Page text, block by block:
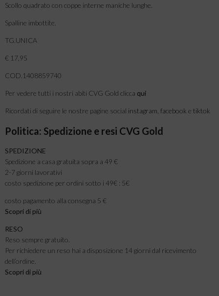
Scollo quadrato con coppe interne maniche lunghe.
Spalline imbottite.
TG.UNICA
€ 17,95
COD.1408859740
Per vedere tutti i nostri abiti CVG Gold clicca qui
Ricordati di seguire le nostre pagine social instagram facebook e tiktok
Politica: Spedizione e resi CVG Gold
SPEDIZIONE
Spedizione a casa gratuita sopra a 49 €
2-7 giorni lavorativi
costo spedizione per ordini sotto i 49€ : 5€
costo pagamento alla consegna 5 €
Scopri di più
RESO
Reso sempre gratuito.
Per richiedere un reso hai a disposizione 14 giorni dal ricevimento
dell’ordine.
Scopri di più